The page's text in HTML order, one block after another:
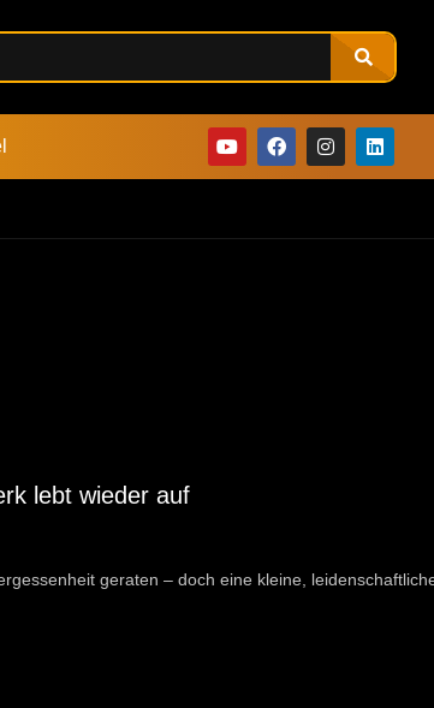
lebt wieder auf
geraten – doch eine kleine,